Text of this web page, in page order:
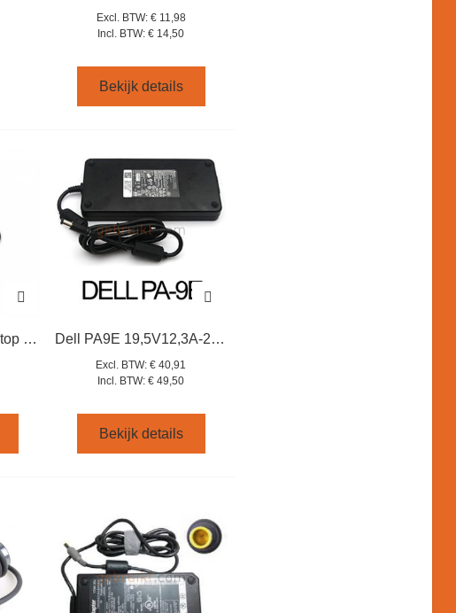
Excl. BTW: € 11,98
Incl. BTW: € 14,50
Bekijk details
Orginele Lenovo Laptop Lader 45W Square plug Dell PA9E 19,5V12,3A-240W adapter Alienware m17x, Precision, 331-9053
Excl. BTW: € 40,91
Incl. BTW: € 49,50
Bekijk details